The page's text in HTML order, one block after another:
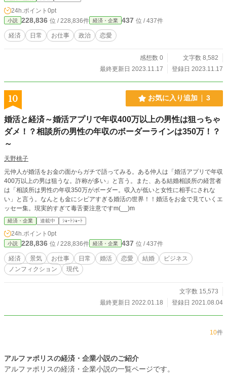
24h.ポイント 0pt
小説 228,836 位 / 228,836件 経済・企業 437 位 / 437件
経済 日常 お仕事 政治 恋愛
感想数 0
文字数 8,582
最終更新日 2023.11.17
登録日 2023.11.17
10 お気に入り追加 3
婚活と経済～婚活アプリで年収400万以上の男性は狙っちゃ
ダメ！？相談所の男性の年収のボーダーラインは350万！？
～
天野桃子
元仲人が婚活をお金の面からガチで語ってみる。ある仲人は「婚活アプリで年収
400万以上の男は狙うな。詐称が多い」と言う。また、ある結婚相談所の経営者
は「相談所は男性の年収350万がボーダー。収入が低いと女性に相手にされな
い」と言う。なんとも金にシビアすぎる婚活の世界！！婚活をお金で見ていくエ
ッセー集。現実的すぎて毒舌要注意ですm(__)m
経済・企業 連載中 ｼｮｰﾄｼｮｰﾄ
24h.ポイント 0pt
小説 228,836 位 / 228,836件 経済・企業 437 位 / 437件
経済 景気 お仕事 日常 婚活 恋愛 結婚
ビジネス
ノンフィクション
現代
文字数 15,573
最終更新日 2022.01.18
登録日 2021.08.04
10件
アルファポリスの経済・企業小説のご紹介
アルファポリスの経済・企業小説の一覧ページです。